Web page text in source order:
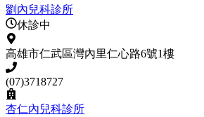
劉內兒科診所
休診中
高雄市仁武區灣內里仁心路6號1樓
(07)3718727
杏仁內兒科診所